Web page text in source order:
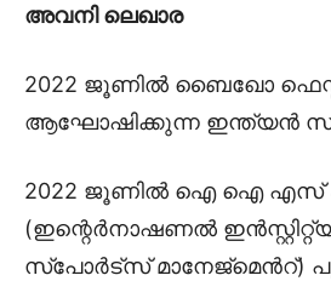
അവനി ലെഖാര
2022 ജൂണിൽ ബൈഖോ
ആഘോഷിക്കുന്ന ഇന്ത്യൻ
2022 ജൂണിൽ ഐ ഐ എസ്
(ഇന്റെർനാഷണൽ
സ്പോർട്സ് മാനേജ്മെൻറ്)